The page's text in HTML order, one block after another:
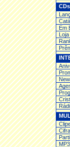
Em
Loja
MP3